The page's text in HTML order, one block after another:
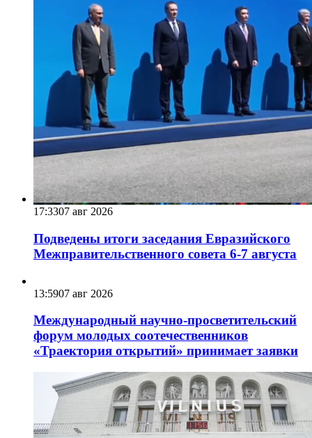
17:3307 авг 2026
Подведены итоги заседания Евразийского
Межправительственного совета 6-7 августа
13:5907 авг 2026
Международный научно-просветительский
форум молодых соотечественников
«Траектория открытий» принимает заявки